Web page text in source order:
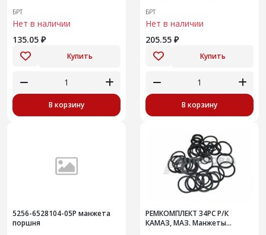
БРТ
Нет в наличии
135.05 ₽
Купить
В корзину
БРТ
Нет в наличии
205.55 ₽
Купить
В корзину
5256-6528104-05Р манжета
поршня
РЕМКОМПЛЕКТ 34РС Р/К
КАМАЗ, МАЗ. Манжеты